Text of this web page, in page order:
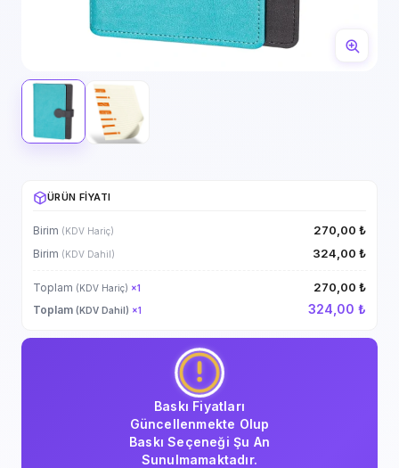
ÜRÜN FIYATI
Birim (KDV Hariç) 270,00 ₺
Birim (KDV Dahil) 324,00 ₺
Toplam (KDV Hariç) ×1 270,00 ₺
Toplam (KDV Dahil) ×1 324,00 ₺
Baskı Fiyatları
Güncellenmekte Olup
Baskı Seçeneği Şu An
Sunulmamaktadır.